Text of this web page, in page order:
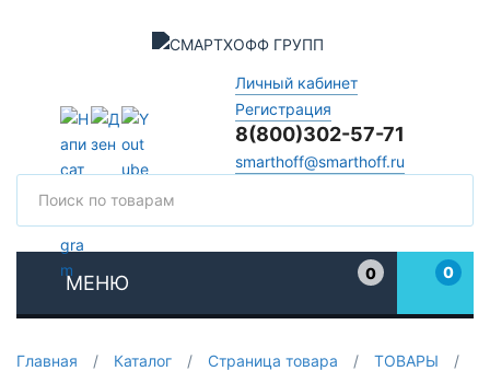
Личный кабинет
Регистрация
8(800)302-57-71
smarthoff@smarthoff.ru
МЕНЮ
0
0
Главная / Каталог / Страница товара / ТОВАРЫ
/